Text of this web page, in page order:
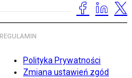
REGULAMIN
Polityka Prywatności
Zmiana ustawień zgód